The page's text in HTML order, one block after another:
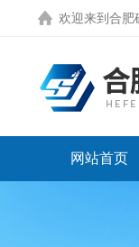
欢迎来到 合肥
网站首页